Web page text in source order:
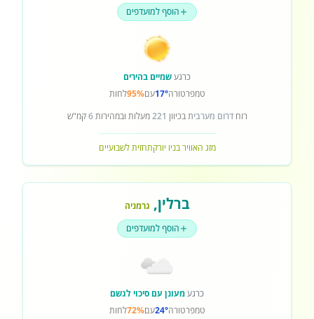
הוסף למועדפים
כרגעשמיים בהירים
טמפרטורה17°עם95%לחות
רוחדרום מערביתבכיוון 221מעלות ובמהירות6קמ"ש
מזג האוויר בניו יורקתחזית לשבועיים
ברלין, גרמניה
הוסף למועדפים
כרגעמעונן עם סיכוי לגשם
טמפרטורה24°עם72%לחות